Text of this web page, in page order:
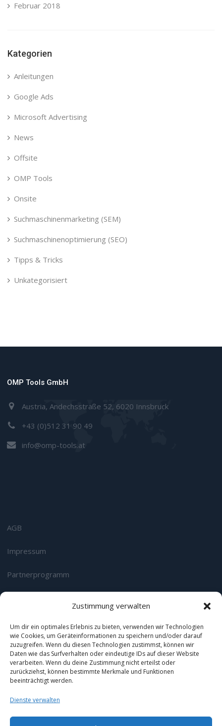
Zustimmung verwalten
Um dir ein optimales Erlebnis zu bieten, verwenden wir Technologien
wie Cookies, um Geräteinformationen zu speichern und/oder darauf
zuzugreifen. Wenn du diesen Technologien zustimmst, können wir
Daten wie das Surfverhalten oder eindeutige IDs auf dieser Website
verarbeiten. Wenn du deine Zustimmung nicht erteilst oder
zurückziehst, können bestimmte Merkmale und Funktionen
beeinträchtigt werden.
Dienste verwalten
Februar 2018
Kategorien
Anleitungen
Google Ads
Microsoft Advertising
News
Offsite
OMP Tools
Onsite
Suchmaschinenmarketing (SEM)
Suchmaschinenoptimierung (SEO)
Tipps & Tricks
Unkategorisiert
OMP Tools GmbH
Austria, Andechsstraße 52, 6020 Innsbruck
+43 (0)512 31 90 49
info@omp-tools.at
AGB
Impressum
Partnerprogramm
Wir sind zertifizierter Google Premium & Microsoft
Advertising Select Channel Partner: